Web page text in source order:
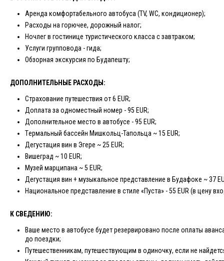
Аренда комфортабельного автобуса (TV, WC, кондиционер);
Расходы на горючее, дорожный налог;
Ночлег в гостинице туристического класса с завтраком;
Услуги групповода - гида;
Обзорная экскурсия по Будапешту;
ДОПОЛНИТЕЛЬНЫЕ РАСХОДЫ:
Страхование путешествия от 6 EUR;
Доплата за одноместный номер - 95 EUR;
Дополнительное место в автобусе - 95 EUR;
Tермальный бассейн Мишкольц-Тапольца ~ 15 EUR;
Дегустация вин в Эгере ~ 25 EUR;
Вишеград ~ 10 EUR;
Музей марципана ~ 5 EUR;
Дегустация вин + музыкальное представление в Будафоке ~ 37
Национальное представление в стиле «Пуста» - 55 EUR (в цену
К СВЕДЕНИЮ:
Ваше место в автобусе будет резервировано после оплаты
до поездки;
Путешественникам, путешествующим в одиночку, если не